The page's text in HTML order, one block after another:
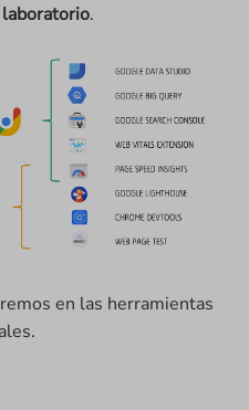
.
en las herramientas